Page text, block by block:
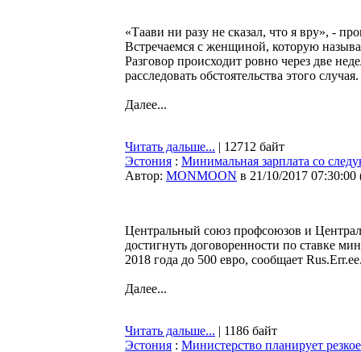
«Таави ни разу не сказал, что я вру», -
Встречаемся с женщиной, которую
Разговор происходит ровно через две
расследовать обстоятельства этого случая.
Далее...
Читать дальше... | 12712 байт
Эстония : Минимальная зарплата со
Автор: MONMOON в 21/10/2017 07:30:00
Центральный союз профсоюзов и
достигнуть договоренности по ставке
2018 года до 500 евро, сообщает
Далее...
Читать дальше... | 1186 байт
Эстония : Министерство планирует